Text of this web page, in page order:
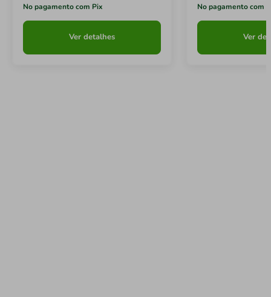
No pagamento com Pix
Ver detalhes
No pagamento com
Ver